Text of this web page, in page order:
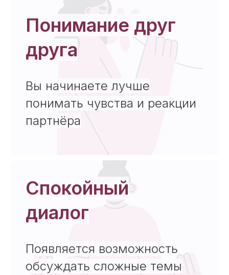
Понимание друг
друга
Вы начинаете лучше
понимать чувства и реакции
партнёра
Спокойный
диалог
Появляется возможность
обсуждать сложные темы